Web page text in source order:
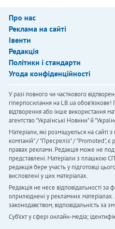
Про нас
Реклама на сайті
Івенти
Редакція
Політики і стандарти
Угода конфіденційності
У разі повного чи часткового
гіперпосилання на LB.ua обов'язкове!
відтворення або інше використання
агентство "Українськi Новини" й
Матеріали, які розміщуються на
компаній" / "Пресреліз" / "Promoted", є
правах реклами. Редакція може не
представлені. Матеріали з плашкою
редакція бере участь у підготовці
висловлені у цих матеріалах.
Редакція не несе відповідальності за
оприлюднені у рекламних матеріалах.
законодавством, відповідальність за
Cуб'єкт у сфері онлайн-медіа;